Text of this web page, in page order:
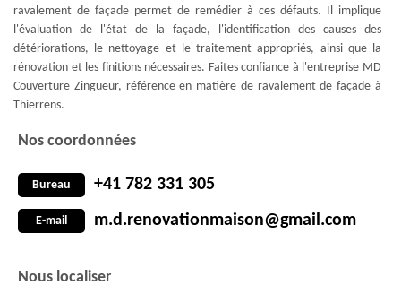
ravalement de façade permet de remédier à ces défauts. Il implique
l'évaluation de l'état de la façade, l'identification des causes des
détériorations, le nettoyage et le traitement appropriés, ainsi que la
rénovation et les finitions nécessaires. Faites confiance à l'entreprise MD
Couverture Zingueur, référence en matière de ravalement de façade à
Thierrens.
Nos coordonnées
Bureau +41 782 331 305
E-mail m.d.renovationmaison@gmail.com
Nous localiser